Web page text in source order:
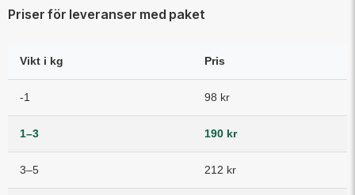
Priser för leveranser med paket
Vikt i kg Pris
-1 98 kr
1–3 190 kr
3–5 212 kr